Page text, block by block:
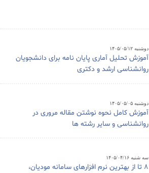
دوشنبه ۱۴۰۵/۰۵/۱۲
آموزش تحلیل آماری پایان نامه برای دانشجویان
روانشناسی ارشد و دکتری
دوشنبه ۱۴۰۵/۰۵/۰۵
آموزش کامل نحوه نوشتن مقاله مروری در
روانشناسی و سایر رشته ها
سه شنبه ۱۴۰۵/۰۴/۱۶
8 تا از بهترین نرم افزارهای سامانه مودیان،